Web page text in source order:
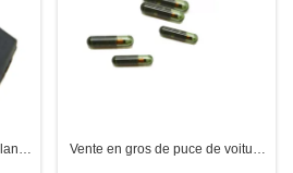
Vente en gros de puce de voiture